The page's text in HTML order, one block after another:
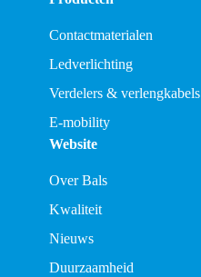
Contactmaterialen
Ledverlichting
Verdelers & verlengkabels
E-mobility
Website
Over Bals
Kwaliteit
Nieuws
Duurzaamheid